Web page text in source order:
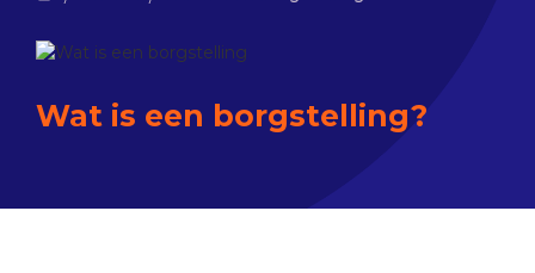
Wat is een borgstelling?